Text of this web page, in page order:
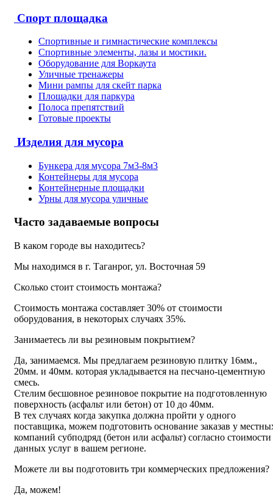
Спорт площадка
Спортивные и гимнастические комплексы
Спортивные элементы, лазы и мостики.
Оборудование для Воркаута
Уличные тренажеры
Мини рампы для скейт парка
Площадки для паркура
Полоса препятствий
Готовые проекты
Изделия для мусора
Бункера для мусора 7м3-8м3
Контейнеры для мусора
Контейнерные площадки
Урны для мусора уличные
Часто задаваемые вопросы
В каком городе вы находитесь?
Мы находимся в г. Таганрог, ул. Восточная 59
Сколько стоит стоимость монтажа?
Стоимость монтажа составляет 30% от стоимости
оборудования, в некоторых случаях 35%.
Занимаетесь ли вы резиновым покрытием?
Да, занимаемся. Мы предлагаем резиновую плитку 16мм.,
20мм. и 40мм. которая укладывается на песчано-цементную
смесь.
Стелим бесшовное резиновое покрытие на подготовленную
поверхность (асфальт или бетон) от 10 до 40мм.
В тех случаях когда закупка должна пройти у одного
поставщика, можем подготовить основание заказав у
компаний субподряд (бетон или асфальт) согласно стоимости
данных услуг в вашем регионе.
Можете ли вы подготовить три коммерческих предложения?
Да, можем!